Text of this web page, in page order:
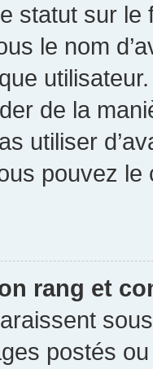
statut sur
le nom
utilisateur.
de la
utiliser
pouvez
rang et
postés